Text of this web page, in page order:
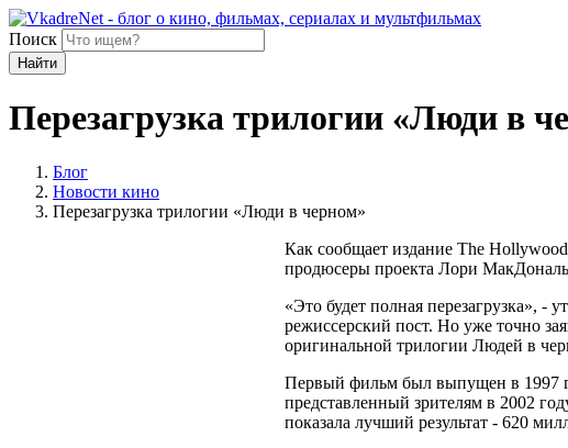
Поиск
Найти
Перезагрузка трилогии «Люди в
Блог
Новости кино
Перезагрузка трилогии «Люди в черном»
Как сообщает издание The
продюсеры проекта Лори
«Это будет полная перезагрузка», -
режиссерский пост. Но уже точно
оригинальной трилогии Людей в
Первый фильм был выпущен в 1997
представленный зрителям в 2002
показала лучший результат - 620